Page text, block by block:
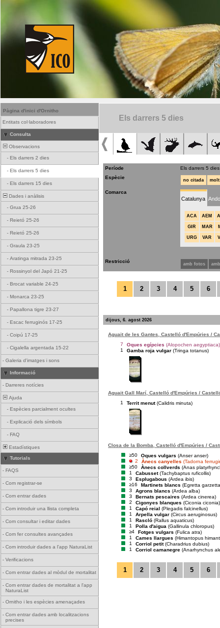
Pàgina d'inici d'Ornitho
Entitats col·laboradores
Consulta
Observacions
- Els darrers 2 dies
- Els darrers 5 dies
- Els darrers 15 dies
Dades i anàlisis
- Grua 25-26
- Reietó 25-26
- Reietó 25-26
- Graula 23-25
- Aratinga mitrada 23-25
- Rossinyol del Japó 21-25
- Brocat variable 24-25
- Monarca 23-25
- Papallona tigre 23-27
- Escac ferruginós 17-25
- Coipú 17-25
- Cigalella argentada 15-22
- Galeria d'imatges i sons
Informació
- Darreres notícies
Ajuda
- Espècies parcialment ocultes
- Explicació dels símbols
- FAQ
Estadístiques
Tutorials
- FAQS
- Com registrar-se
- Com entrar dades
- Com introduir una llista completa
- Com consultar i editar dades
- Com fer consultes avançades
- Com introduir dades a l'app NaturaList
- Verificacions
- Com entrar dades al mòdul de mortalitat
- Com entrar dades de mortalitat a l'app
NaturaList
- Ornitho i les espècies amenaçades
- Com entrar dades amb localitzacions
precises
Els darrers 5 dies
Període
Els darrers 5 dies
Espècie
no citada
Comarca
Catalunya
ACA AEM
GIR MAR
URG VAR
Restricció amb fotos
1 2 3 4 5 6
dijous, 6. agost 2026
Aguait de les Gantes, Castelló d'Empúries /
7
Oques egípcies (Alopochen aegyptiaca)
1
Gamba roja vulgar (Tringa totanus)
Aguait Gall Marí, Castelló d'Empúries /
1
Territ menut (Calidris minuta)
Closa de la Bomba, Castelló d'Empúries /
≥50
Oques vulgars (Anser anser)
2
Ànecs canyelles (Tadorna
≥50
Ànecs collverds (Anas
1
Cabusset (Tachybaptus ruficollis)
3
Esplugabous (Ardea ibis)
≥16
Martinets blancs (Egretta
3
Agrons blancs (Ardea alba)
3
Bernats pescaires (Ardea cinerea)
2
Cigonyes blanques (Ciconia ciconia)
1
Capó reial (Plegadis falcinellus)
1
Arpella vulgar (Circus aeruginosus)
1
Rascló (Rallus aquaticus)
1
Polla d'aigua (Gallinula chloropus)
≥4
Fotges vulgars (Fulica atra)
1
Cames llargues (Himantopus
1
Corriol petit (Charadrius dubius)
1
Corriol camanegre (Anarhynchus
1 2 3 4 5 6